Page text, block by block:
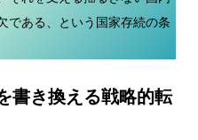
である、という国家存続の条
書き換える戦略的転